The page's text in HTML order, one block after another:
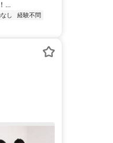
...
し
経験不問